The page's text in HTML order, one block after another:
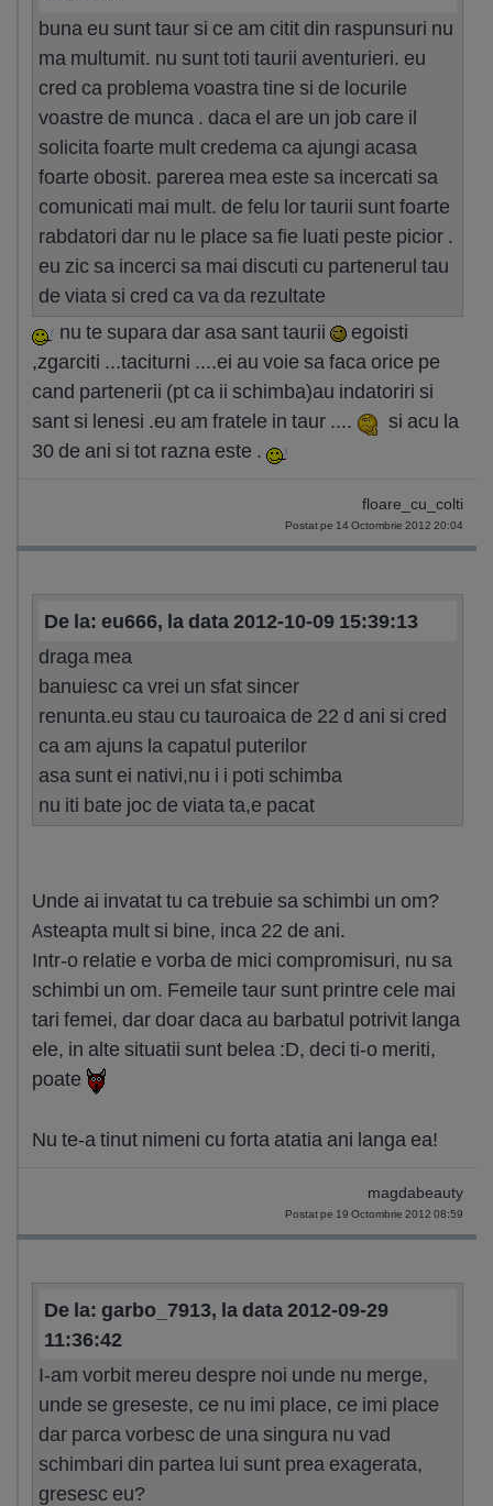
buna eu sunt taur si ce am citit din raspunsuri nu
ma multumit. nu sunt toti taurii aventurieri. eu
cred ca problema voastra tine si de locurile
voastre de munca . daca el are un job care il
solicita foarte mult credema ca ajungi acasa
foarte obosit. parerea mea este sa incercati sa
comunicati mai mult. de felu lor taurii sunt foarte
rabdatori dar nu le place sa fie luati peste picior .
eu zic sa incerci sa mai discuti cu partenerul tau
de viata si cred ca va da rezultate
nu te supara dar asa sant taurii
egoisti
,zgarciti ...taciturni ....ei au voie sa faca orice pe
cand partenerii (pt ca ii schimba)au indatoriri si
sant si lenesi .eu am fratele in taur ....
si acu la
30 de ani si tot razna este .
floare_cu_colti
Postat pe 14 Octombrie 2012 20:04
De la: eu666, la data 2012-10-09 15:39:13
draga mea
banuiesc ca vrei un sfat sincer
renunta.eu stau cu tauroaica de 22 d ani si cred
ca am ajuns la capatul puterilor
asa sunt ei nativi,nu i i poti schimba
nu iti bate joc de viata ta,e pacat
Unde ai invatat tu ca trebuie sa schimbi un om?
Asteapta mult si bine, inca 22 de ani.
Intr-o relatie e vorba de mici compromisuri, nu sa
schimbi un om. Femeile taur sunt printre cele mai
tari femei, dar doar daca au barbatul potrivit langa
ele, in alte situatii sunt belea :D, deci ti-o meriti,
poate
Nu te-a tinut nimeni cu forta atatia ani langa ea!
magdabeauty
Postat pe 19 Octombrie 2012 08:59
De la: garbo_7913, la data 2012-09-29
11:36:42
I-am vorbit mereu despre noi unde nu merge,
unde se greseste, ce nu imi place, ce imi place
dar parca vorbesc de una singura nu vad
schimbari din partea lui sunt prea exagerata,
gresesc eu?